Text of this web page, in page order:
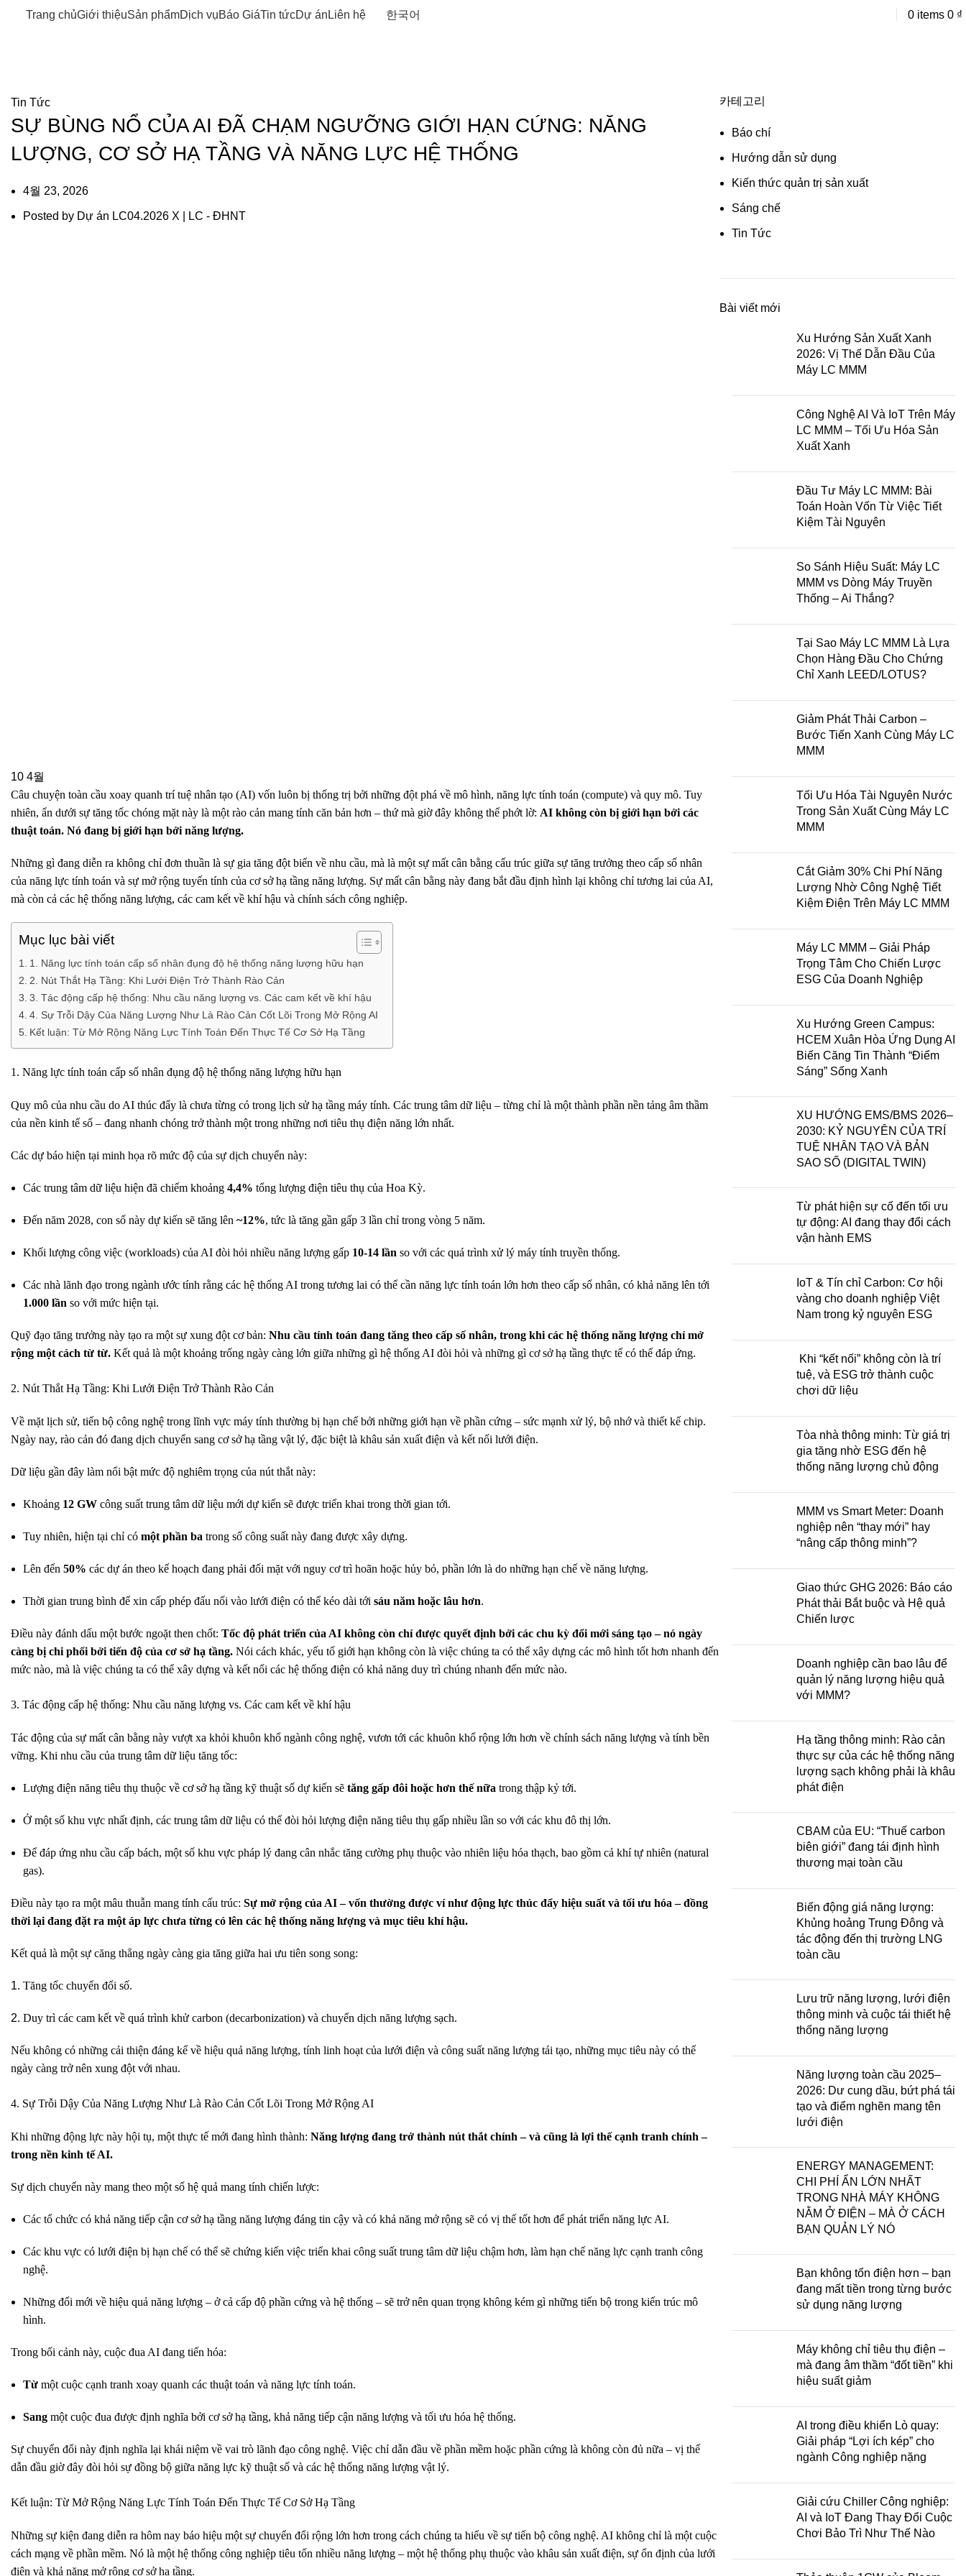
Trang chủGiới thiệuSản phẩmDịch vụBáo GiáTin tứcDự án Liên hệ 한국어 0 items 0 ₫
Tin Tức
SỰ BÙNG NỔ CỦA AI ĐÃ CHẠM NGƯỠNG GIỚI HẠN CỨNG: NĂNG
LƯỢNG, CƠ SỞ HẠ TẦNG VÀ NĂNG LỰC HỆ THỐNG
4월 23, 2026
Posted by Dự án LC04.2026 X | LC - ĐHNT
10 4월
Câu chuyện toàn cầu xoay quanh trí tuệ nhân tạo (AI) vốn luôn bị thống trị bởi những đột phá về mô hình, năng lực tính toán (compute) và quy mô. Tuy
nhiên, ẩn dưới sự tăng tốc chóng mặt này là một rào cản mang tính căn bản hơn – thứ mà giờ đây không thể phớt lờ: AI không còn bị giới hạn bởi các
thuật toán. Nó đang bị giới hạn bởi năng lượng.
Những gì đang diễn ra không chỉ đơn thuần là sự gia tăng đột biến về nhu cầu, mà là một sự mất cân bằng cấu trúc giữa sự tăng trưởng theo cấp số nhân
của năng lực tính toán và sự mở rộng tuyến tính của cơ sở hạ tầng năng lượng. Sự mất cân bằng này đang bắt đầu định hình lại không chỉ tương lai của AI,
mà còn cả các hệ thống năng lượng, các cam kết về khí hậu và chính sách công nghiệp.
Mục lục bài viết
1. Năng lực tính toán cấp số nhân đụng độ hệ thống năng lượng hữu hạn
2. Nút Thắt Hạ Tầng: Khi Lưới Điện Trở Thành Rào Cản
3. Tác động cấp hệ thống: Nhu cầu năng lượng vs. Các cam kết về khí hậu
4. Sự Trỗi Dậy Của Năng Lượng Như Là Rào Cản Cốt Lõi Trong Mở Rộng AI
Kết luận: Từ Mở Rộng Năng Lực Tính Toán Đến Thực Tế Cơ Sở Hạ Tầng
1. Năng lực tính toán cấp số nhân đụng độ hệ thống năng lượng hữu hạn
Quy mô của nhu cầu do AI thúc đẩy là chưa từng có trong lịch sử hạ tầng máy tính. Các trung tâm dữ liệu – từng chỉ là một thành phần nền tảng âm thầm
của nền kinh tế số – đang nhanh chóng trở thành một trong những nơi tiêu thụ điện năng lớn nhất.
Các dự báo hiện tại minh họa rõ mức độ của sự dịch chuyển này:
Các trung tâm dữ liệu hiện đã chiếm khoảng 4,4% tổng lượng điện tiêu thụ của Hoa Kỳ.
Đến năm 2028, con số này dự kiến sẽ tăng lên ~12%, tức là tăng gần gấp 3 lần chỉ trong vòng 5 năm.
Khối lượng công việc (workloads) của AI đòi hỏi nhiều năng lượng gấp 10-14 lần so với các quá trình xử lý máy tính truyền thống.
Các nhà lãnh đạo trong ngành ước tính rằng các hệ thống AI trong tương lai có thể cần năng lực tính toán lớn hơn theo cấp số nhân, có khả năng lên tới
1.000 lần so với mức hiện tại.
Quỹ đạo tăng trưởng này tạo ra một sự xung đột cơ bản: Nhu cầu tính toán đang tăng theo cấp số nhân, trong khi các hệ thống năng lượng chỉ mở
rộng một cách từ từ. Kết quả là một khoảng trống ngày càng lớn giữa những gì hệ thống AI đòi hỏi và những gì cơ sở hạ tầng thực tế có thể đáp ứng.
2. Nút Thắt Hạ Tầng: Khi Lưới Điện Trở Thành Rào Cản
Về mặt lịch sử, tiến bộ công nghệ trong lĩnh vực máy tính thường bị hạn chế bởi những giới hạn về phần cứng – sức mạnh xử lý, bộ nhớ và thiết kế chip.
Ngày nay, rào cản đó đang dịch chuyển sang cơ sở hạ tầng vật lý, đặc biệt là khâu sản xuất điện và kết nối lưới điện.
Dữ liệu gần đây làm nổi bật mức độ nghiêm trọng của nút thắt này:
Khoảng 12 GW công suất trung tâm dữ liệu mới dự kiến sẽ được triển khai trong thời gian tới.
Tuy nhiên, hiện tại chỉ có một phần ba trong số công suất này đang được xây dựng.
Lên đến 50% các dự án theo kế hoạch đang phải đối mặt với nguy cơ trì hoãn hoặc hủy bỏ, phần lớn là do những hạn chế về năng lượng.
Thời gian trung bình để xin cấp phép đấu nối vào lưới điện có thể kéo dài tới sáu năm hoặc lâu hơn.
Điều này đánh dấu một bước ngoặt then chốt: Tốc độ phát triển của AI không còn chỉ được quyết định bởi các chu kỳ đổi mới sáng tạo – nó ngày
càng bị chi phối bởi tiến độ của cơ sở hạ tầng. Nói cách khác, yếu tố giới hạn không còn là việc chúng ta có thể xây dựng các mô hình tốt hơn nhanh đến
mức nào, mà là việc chúng ta có thể xây dựng và kết nối các hệ thống điện có khả năng duy trì chúng nhanh đến mức nào.
3. Tác động cấp hệ thống: Nhu cầu năng lượng vs. Các cam kết về khí hậu
Tác động của sự mất cân bằng này vượt xa khỏi khuôn khổ ngành công nghệ, vươn tới các khuôn khổ rộng lớn hơn về chính sách năng lượng và tính bền
vững. Khi nhu cầu của trung tâm dữ liệu tăng tốc:
Lượng điện năng tiêu thụ thuộc về cơ sở hạ tầng kỹ thuật số dự kiến sẽ tăng gấp đôi hoặc hơn thế nữa trong thập kỷ tới.
Ở một số khu vực nhất định, các trung tâm dữ liệu có thể đòi hỏi lượng điện năng tiêu thụ gấp nhiều lần so với các khu đô thị lớn.
Để đáp ứng nhu cầu cấp bách, một số khu vực pháp lý đang cân nhắc tăng cường phụ thuộc vào nhiên liệu hóa thạch, bao gồm cả khí tự nhiên (natural
gas).
Điều này tạo ra một mâu thuẫn mang tính cấu trúc: Sự mở rộng của AI – vốn thường được ví như động lực thúc đẩy hiệu suất và tối ưu hóa – đồng
thời lại đang đặt ra một áp lực chưa từng có lên các hệ thống năng lượng và mục tiêu khí hậu.
Kết quả là một sự căng thẳng ngày càng gia tăng giữa hai ưu tiên song song:
Tăng tốc chuyển đổi số.
Duy trì các cam kết về quá trình khử carbon (decarbonization) và chuyển dịch năng lượng sạch.
Nếu không có những cải thiện đáng kể về hiệu quả năng lượng, tính linh hoạt của lưới điện và công suất năng lượng tái tạo, những mục tiêu này có thể
ngày càng trở nên xung đột với nhau.
4. Sự Trỗi Dậy Của Năng Lượng Như Là Rào Cản Cốt Lõi Trong Mở Rộng AI
Khi những động lực này hội tụ, một thực tế mới đang hình thành: Năng lượng đang trở thành nút thắt chính – và cũng là lợi thế cạnh tranh chính –
trong nền kinh tế AI.
Sự dịch chuyển này mang theo một số hệ quả mang tính chiến lược:
Các tổ chức có khả năng tiếp cận cơ sở hạ tầng năng lượng đáng tin cậy và có khả năng mở rộng sẽ có vị thế tốt hơn để phát triển năng lực AI.
Các khu vực có lưới điện bị hạn chế có thể sẽ chứng kiến việc triển khai công suất trung tâm dữ liệu chậm hơn, làm hạn chế năng lực cạnh tranh công
nghệ.
Những đổi mới về hiệu quả năng lượng – ở cả cấp độ phần cứng và hệ thống – sẽ trở nên quan trọng không kém gì những tiến bộ trong kiến trúc mô
hình.
Trong bối cảnh này, cuộc đua AI đang tiến hóa:
Từ một cuộc cạnh tranh xoay quanh các thuật toán và năng lực tính toán.
Sang một cuộc đua được định nghĩa bởi cơ sở hạ tầng, khả năng tiếp cận năng lượng và tối ưu hóa hệ thống.
Sự chuyển đổi này định nghĩa lại khái niệm về vai trò lãnh đạo công nghệ. Việc chỉ dẫn đầu về phần mềm hoặc phần cứng là không còn đủ nữa – vị thế
dẫn đầu giờ đây đòi hỏi sự đồng bộ giữa năng lực kỹ thuật số và các hệ thống năng lượng vật lý.
Kết luận: Từ Mở Rộng Năng Lực Tính Toán Đến Thực Tế Cơ Sở Hạ Tầng
Những sự kiện đang diễn ra hôm nay báo hiệu một sự chuyển đổi rộng lớn hơn trong cách chúng ta hiểu về sự tiến bộ công nghệ. AI không chỉ là một cuộc
cách mạng về phần mềm. Nó là một hệ thống công nghiệp tiêu tốn nhiều năng lượng – một hệ thống phụ thuộc vào khâu sản xuất điện, sự ổn định của lưới
điện và khả năng mở rộng cơ sở hạ tầng.
카테고리
Báo chí
Hướng dẫn sử dụng
Kiến thức quản trị sản xuất
Sáng chế
Tin Tức
Bài viết mới
Xu Hướng Sản Xuất Xanh
2026: Vị Thế Dẫn Đầu Của
Máy LC MMM
Công Nghệ AI Và IoT Trên Máy
LC MMM – Tối Ưu Hóa Sản
Xuất Xanh
Đầu Tư Máy LC MMM: Bài
Toán Hoàn Vốn Từ Việc Tiết
Kiệm Tài Nguyên
So Sánh Hiệu Suất: Máy LC
MMM vs Dòng Máy Truyền
Thống – Ai Thắng?
Tại Sao Máy LC MMM Là Lựa
Chọn Hàng Đầu Cho Chứng
Chỉ Xanh LEED/LOTUS?
Giảm Phát Thải Carbon –
Bước Tiến Xanh Cùng Máy LC
MMM
Tối Ưu Hóa Tài Nguyên Nước
Trong Sản Xuất Cùng Máy LC
MMM
Cắt Giảm 30% Chi Phí Năng
Lượng Nhờ Công Nghệ Tiết
Kiệm Điện Trên Máy LC MMM
Máy LC MMM – Giải Pháp
Trọng Tâm Cho Chiến Lược
ESG Của Doanh Nghiệp
Xu Hướng Green Campus:
HCEM Xuân Hòa Ứng Dụng AI
Biến Căng Tin Thành “Điểm
Sáng” Sống Xanh
XU HƯỚNG EMS/BMS 2026–
2030: KỶ NGUYÊN CỦA TRÍ
TUỆ NHÂN TẠO VÀ BẢN
SAO SỐ (DIGITAL TWIN)
Từ phát hiện sự cố đến tối ưu
tự động: AI đang thay đổi cách
vận hành EMS
IoT & Tín chỉ Carbon: Cơ hội
vàng cho doanh nghiệp Việt
Nam trong kỷ nguyên ESG
Khi “kết nối” không còn là trí
tuệ, và ESG trở thành cuộc
chơi dữ liệu
Tòa nhà thông minh: Từ giá trị
gia tăng nhờ ESG đến hệ
thống năng lượng chủ động
MMM vs Smart Meter: Doanh
nghiệp nên “thay mới” hay
“nâng cấp thông minh”?
Giao thức GHG 2026: Báo cáo
Phát thải Bắt buộc và Hệ quả
Chiến lược
Doanh nghiệp cần bao lâu để
quản lý năng lượng hiệu quả
với MMM?
Hạ tầng thông minh: Rào cản
thực sự của các hệ thống năng
lượng sạch không phải là khâu
phát điện
CBAM của EU: “Thuế carbon
biên giới” đang tái định hình
thương mại toàn cầu
Biến động giá năng lượng:
Khủng hoảng Trung Đông và
tác động đến thị trường LNG
toàn cầu
Lưu trữ năng lượng, lưới điện
thông minh và cuộc tái thiết hệ
thống năng lượng
Năng lượng toàn cầu 2025–
2026: Dư cung dầu, bứt phá tái
tạo và điểm nghẽn mang tên
lưới điện
ENERGY MANAGEMENT:
CHI PHÍ ẨN LỚN NHẤT
TRONG NHÀ MÁY KHÔNG
NẰM Ở ĐIỆN – MÀ Ở CÁCH
BẠN QUẢN LÝ NÓ
Bạn không tốn điện hơn – bạn
đang mất tiền trong từng bước
sử dụng năng lượng
Máy không chỉ tiêu thụ điện –
mà đang âm thầm “đốt tiền” khi
hiệu suất giảm
AI trong điều khiển Lò quay:
Giải pháp “Lợi ích kép” cho
ngành Công nghiệp nặng
Giải cứu Chiller Công nghiệp:
AI và IoT Đang Thay Đổi Cuộc
Chơi Bảo Trì Như Thế Nào